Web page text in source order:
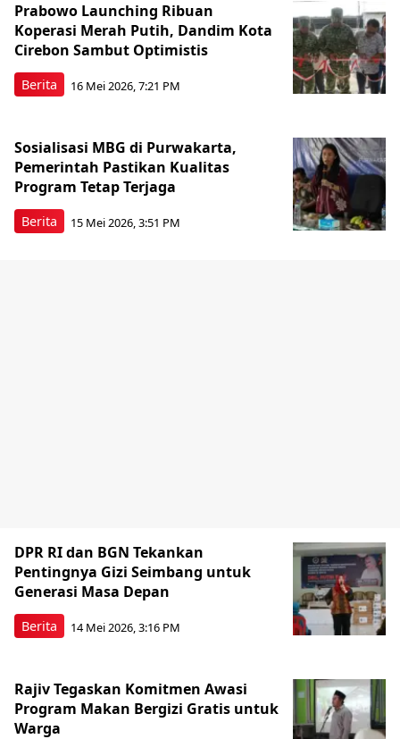
Berita
Prabowo Launching Ribuan
Koperasi Merah Putih, Dandim Kota
Cirebon Sambut Optimistis
16 Mei 2026, 7:21 PM
Berita
Sosialisasi MBG di Purwakarta,
Pemerintah Pastikan Kualitas
Program Tetap Terjaga
15 Mei 2026, 3:51 PM
Berita
DPR RI dan BGN Tekankan
Pentingnya Gizi Seimbang untuk
Generasi Masa Depan
14 Mei 2026, 3:16 PM
Rajiv Tegaskan Komitmen Awasi
Program Makan Bergizi Gratis untuk
Warga